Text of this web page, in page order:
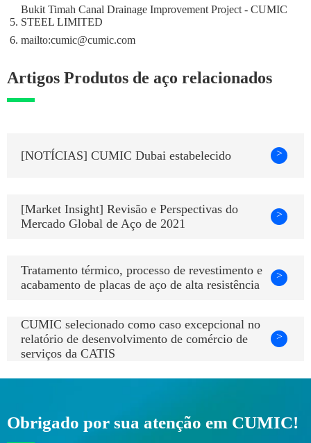
Bukit Timah Canal Drainage Improvement Project - CUMIC
STEEL LIMITED
mailto:cumic@cumic.com
Artigos Produtos de aço relacionados
[NOTÍCIAS] CUMIC Dubai estabelecido >
[Market Insight] Revisão e Perspectivas do
Mercado Global de Aço de 2021
>
Tratamento térmico, processo de revestimento e
acabamento de placas de aço de alta resistência
>
CUMIC selecionado como caso excepcional no
relatório de desenvolvimento de comércio de
serviços da CATIS
>
Obrigado por sua atenção em CUMIC!